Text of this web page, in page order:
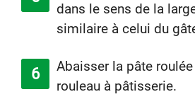
dans le sens de la
similaire à celui du
Abaisser la pâte
rouleau à pâtisserie.